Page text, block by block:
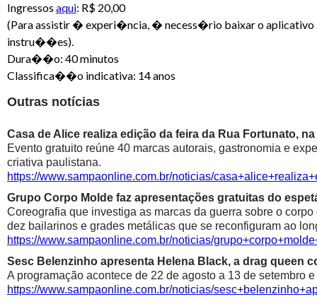
Ingressos aqui: R$ 20,00
(Para assistir � experi�ncia, � necess�rio baixar o aplicativo
instru��es).
Dura��o: 40 minutos
Classifica��o indicativa: 14 anos
Outras notícias
Casa de Alice realiza edição da feira da Rua Fortunato,
Evento gratuito reúne 40 marcas autorais, gastronomia e
criativa paulistana.
https://www.sampaonline.com.br/noticias/
Grupo Corpo Molde faz apresentações gratuitas do
Coreografia que investiga as marcas da guerra sobre o
dez bailarinos e grades metálicas que se reconfiguram ao
https://www.sampaonline.com.br/noticias/
Sesc Belenzinho apresenta Helena Black, a drag queen
A programação acontece de 22 de agosto a 13 de setembro
https://www.sampaonline.com.br/noticias/